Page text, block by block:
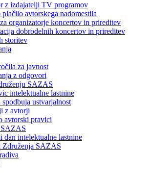
z izdajatelji TV programov
plačilo avtorskega nadomestila
organizatorje koncertov in prireditev
dobrodelnih koncertov in prireditev
storitev
za javnost
z odgovori
SAZAS
intelektualne lastnine
ustvarjalnost
z avtorji
avtorski pravici
dan intelektualne lastnine
Združenja SAZAS